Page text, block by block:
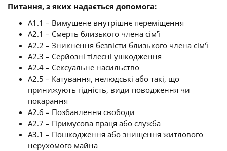
Питання, з яких надається допомога:
A1.1 – Вимушене внутрішнє переміщення
A2.1 – Смерть близького члена сім'ї
A2.2 – Зникнення безвісти близького члена сім'ї
A2.3 – Серйозні тілесні ушкодження
A2.4 – Сексуальне насильство
A2.5 – Катування, нелюдські або такі, що
принижують гідність, види поводження чи
покарання
A2.6 – Позбавлення свободи
A2.7 – Примусова праця або служба
A3.1 – Пошкодження або знищення житлового
нерухомого майна